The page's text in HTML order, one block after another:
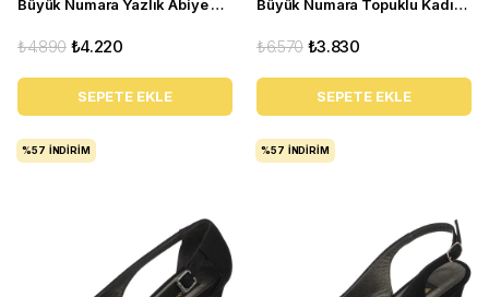
Büyük Numara Yazlık Abiye Stiletto Ayakkabı 17428 siyaha
₺4.220
₺4.890
SEPETE EKLE
Büyük Numara Topuklu Kadın Ayakkabı KDR1207 Vizon
₺3.830
₺6.570
SEPETE EKLE
%57 İNDIRIM %57 İNDIRIM